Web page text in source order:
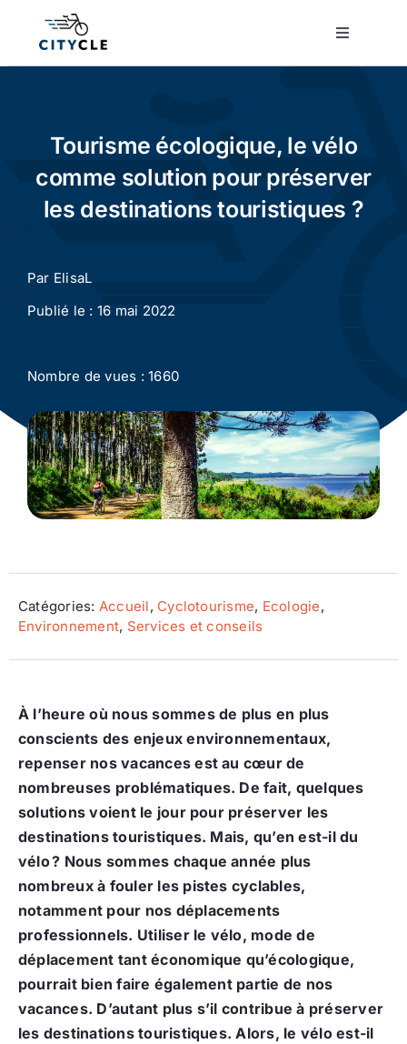
Toggle
Cyclisme urbain
Vélos de ville
Conseils
Actualité
Ecologie
Tourisme écologique, le vélo
comme solution pour préserver
les destinations touristiques ?
Par ElisaL
Publié le : 16 mai 2022
Nombre de vues : 1660
Catégories: Accueil, Cyclotourisme, Ecologie,
Environnement, Services et conseils
À l’heure où nous sommes de plus en plus
conscients des enjeux environnementaux,
repenser nos vacances est au cœur de
nombreuses problématiques. De fait, quelques
solutions voient le jour pour préserver les
destinations touristiques. Mais, qu’en est-il du
vélo ? Nous sommes chaque année plus
nombreux à fouler les pistes cyclables,
notamment pour nos déplacements
professionnels. Utiliser le vélo, mode de
déplacement tant économique qu’écologique,
pourrait bien faire également partie de nos
vacances. D’autant plus s’il contribue à préserver
les destinations touristiques. Alors, le vélo est-il